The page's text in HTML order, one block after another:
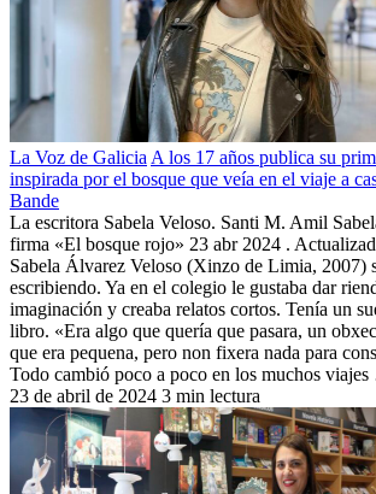
La Voz de Galicia A los 17 años publica su
inspirada por el bosque que veía en el viaje a
Bande
La escritora Sabela Veloso. Santi M. Amil
firma «El bosque rojo» 23 abr 2024 .
Sabela Álvarez Veloso (Xinzo de Limia, 2007)
escribiendo. Ya en el colegio le gustaba dar
imaginación y creaba relatos cortos. Tenía un
libro. «Era algo que quería que pasara, un
que era pequena, pero non fixera nada para
Todo cambió poco a poco en los muchos
23 de abril de 2024 3 min lectura